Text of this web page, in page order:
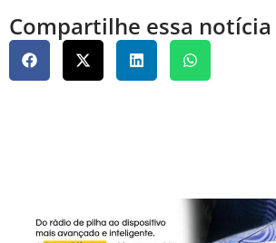
Compartilhe essa notícia